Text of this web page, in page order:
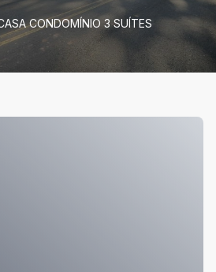
CONDOMÍNIO 3 SUÍTES